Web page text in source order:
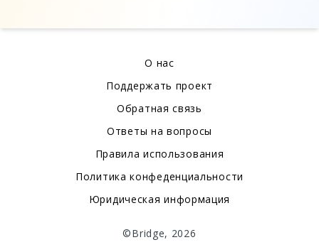
О нас
Поддержать проект
Обратная связь
Ответы на вопросы
Правила использования
Политика конфеденциальности
Юридическая информация
©Bridge, 2026